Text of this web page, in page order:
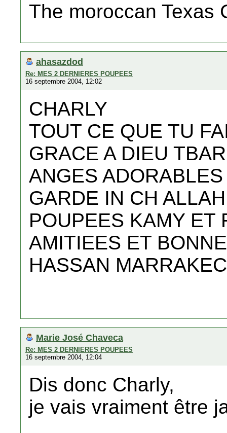
The moroccan Texas
ahasazdod
Re: MES 2 DERNIERES POUPEES
16 septembre 2004, 12:02
CHARLY
TOUT CE QUE TU
GRACE A DIEU
ANGES
GARDE IN CH
POUPEES KAMY ET
AMITIEES ET
HASSAN
Marie José Chaveca
Re: MES 2 DERNIERES POUPEES
16 septembre 2004, 12:04
Dis donc Charly,
je vais vraiment être